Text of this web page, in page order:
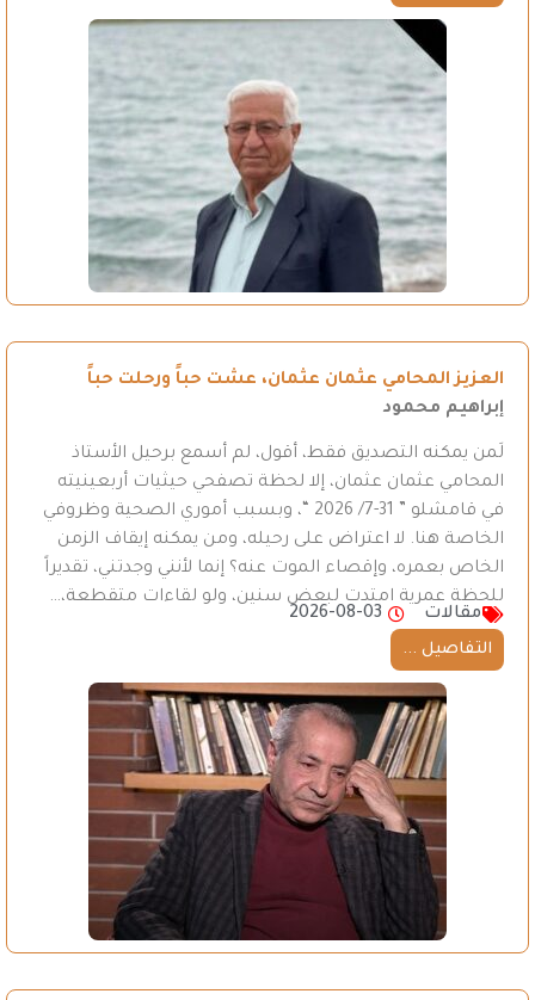
العزيز المحامي عثمان عثمان، عشت حباً ورحلت حباً
إبراهيم محمود
لَمن يمكنه التصديق فقط، أقول، لم أسمع برحيل الأستاذ
المحامي عثمان عثمان، إلا لحظة تصفحي حيثيات أربعينيته
في قامشلو ” 31-7/ 2026 “، وبسبب أموري الصحية وظروفي
الخاصة هنا. لا اعتراض على رحيله، ومن يمكنه إيقاف الزمن
الخاص بعمره، وإقصاء الموت عنه؟ إنما لأنني وجدتني، تقديراً
للحظة عمرية امتدت لبعض سنين، ولو لقاءات متقطعة،…
مقالات
2026-08-03
التفاصيل ...